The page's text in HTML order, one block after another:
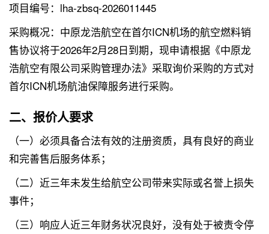
项目编号：lha-zbsq-2026011445
采购概况：中原龙浩航空在首尔ICN机场的航空燃料销
售协议将于2026年2月28日到期，现申请根据《中原龙
浩航空有限公司采购管理办法》采取询价采购的方式对
首尔ICN机场航油保障服务进行采购。
二、报价人要求
（一）必须具备合法有效的注册资质，具有良好的商业
和完善售后服务体系；
（二）近三年未发生给航空公司带来实际或名誉上损失
事件；
（三）响应人近三年财务状况良好，没有处于被责令停